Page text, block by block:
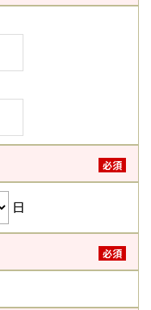
必須
日
必須